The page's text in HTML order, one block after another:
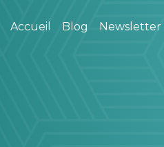
Accueil Blog Newsletter